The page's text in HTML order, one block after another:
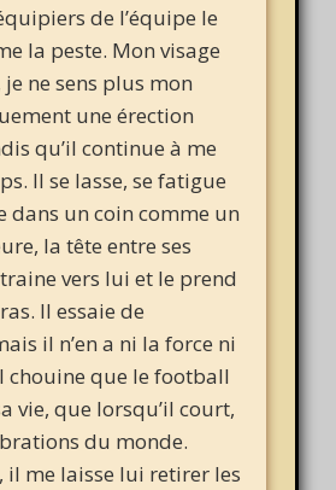
de l’équipe le
la peste. Mon visage
je ne sens plus mon
une érection
qu’il continue à me
Il se lasse, se fatigue
dans un coin comme un
la tête entre ses
vers lui et le prend
Il essaie de
il n’en a ni la force ni
chouine que le football
vie, que lorsqu’il court,
du monde.
il me laisse lui retirer les